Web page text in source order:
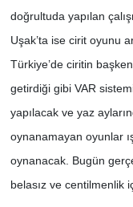
doğrultuda yapılan
Uşak’ta ise cirit oyunu
Türkiye’de ciritin
getirdiği gibi VAR
yapılacak ve yaz
oynanamayan oyunlar
oynanacak. Bugün
belasız ve centilmenlik